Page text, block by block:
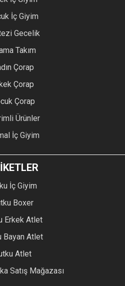
İç Giyim
Gecelik
Takım
Çorap
Çorap
Çorap
Ürünler
İç Giyim
İç Giyim
Boxer
Erkek Atlet
Bayan Atlet
Atlet
Satış Mağazası